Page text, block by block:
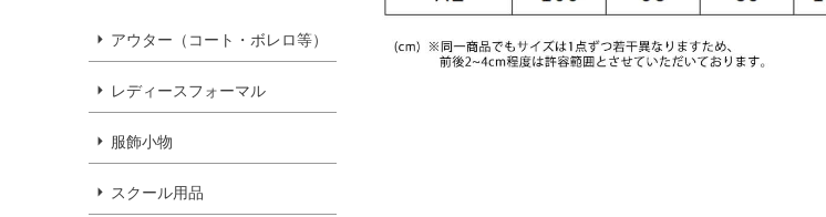
アウター（コート・ボレロ等）
レディースフォーマル
服飾小物
スクール用品